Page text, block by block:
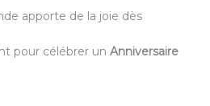
apporte de la joie dès
pour célébrer un Anniversaire